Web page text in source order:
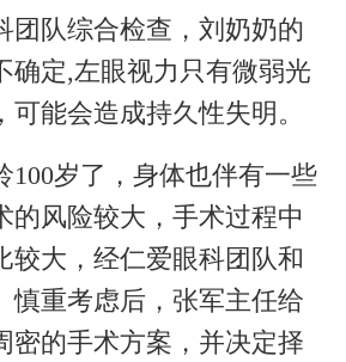
团队综合检查，刘奶奶的
确定,左眼视力只有微弱光
能会造成持久性失明。
100岁了，身体也伴有一些
的风险较大，手术过程中
较大，经仁爱眼科团队和
慎重考虑后，张军主任给
密的手术方案，并决定择